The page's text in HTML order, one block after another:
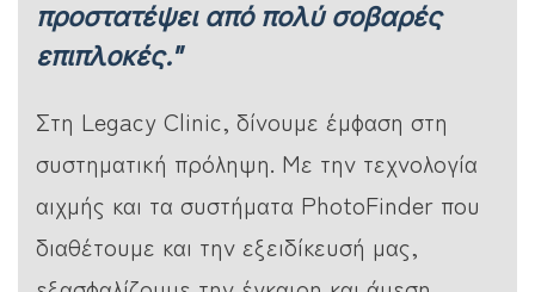
προστατέψει από πολύ σοβαρές
επιπλοκές."
Στη Legacy Clinic, δίνουμε έμφαση στη
συστηματική πρόληψη. Με την τεχνολογία
αιχμής και τα συστήματα PhotoFinder που
διαθέτουμε και την εξειδίκευσή μας,